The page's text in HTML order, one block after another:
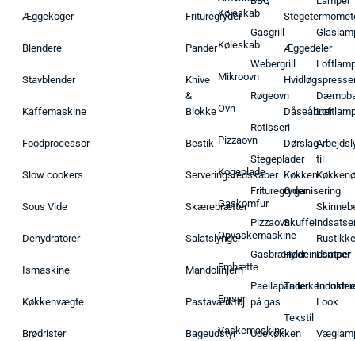
Æggekoger
Blendere
Stavblender
Kaffemaskine
Foodprocessor
Slow cookers
Sous Vide
Dehydratorer
Ismaskine
Køkkenvægte
Brødrister
Frituregryder
Pander
Knive
&
Blokke
Bestik
Serveringsredskaber
Skærebrætter
Salatslynger
Mandolinjern
Pastaværktøj
Bageudstyr
Køleskab
Køleskab
Mikroovn
Ovn
Pizzaovn
Kogeplade
Gaskomfur
Opvaskemaskine
Emhætte
Fryser
Vaskemaskine
Gasgrill
Webergrill
Røgeovn
Rotisseri
Stegeplader
Frituregryder
Pizzaovn
Gasbrænder
Paellapande
på gas
Udekøkken
Æggedeler
Dåseåbner
Dørslag
Køkken
Organisering
Hyldeindsatser
Tekstil
til
Rustikke
Lamper
Look